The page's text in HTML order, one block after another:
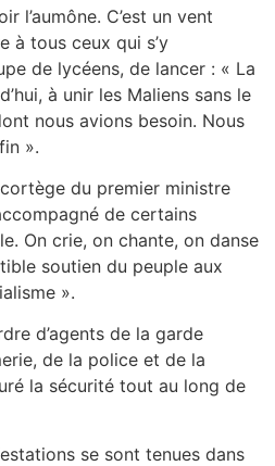
l’aumône. C’est un vent
à tous ceux qui s’y
de lycéens, de lancer : « La
à unir les Maliens sans le
nous avions besoin. Nous
».
du premier ministre
de certains
On crie, on chante, on danse
soutien du peuple aux
».
d’agents de la garde
de la police et de la
la sécurité tout au long de
se sont tenues dans